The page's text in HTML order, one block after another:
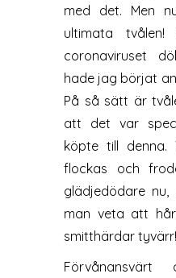
med det. Men
ultimata
coronaviruset
hade jag börjat
På så sätt är
att det var
köpte till denna.
flockas och
glädjedödare
man veta att
smitthärdar tyvärr!